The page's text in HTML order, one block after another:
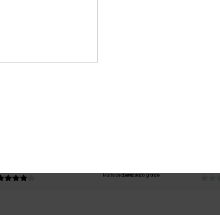
Pontuação média
Muito pequenoDemasiado grande